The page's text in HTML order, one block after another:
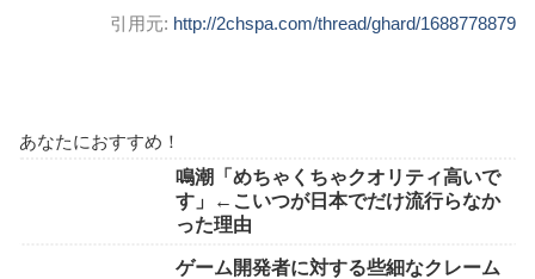
引用元: http://2chspa.com/thread/ghard/1688778879
あなたにおすすめ！
鳴潮「めちゃくちゃクオリティ高いで
す」←こいつが日本でだけ流行らなか
った理由
ゲーム開発者に対する些細なクレーム